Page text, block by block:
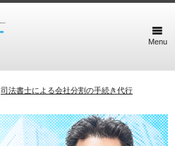
Menu
司法書士による会社分割の手続き代行